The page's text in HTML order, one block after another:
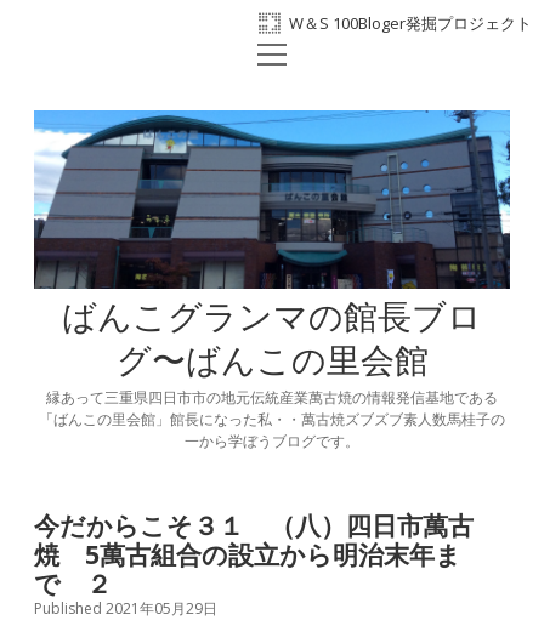
W＆S 100Bloger発掘プロジェクト
ホーム
プロフィール
BANKO300th
ばんこの里会館
facebook
open
ばんこグランマの館長ブロ
グ〜ばんこの里会館
縁あって三重県四日市市の地元伝統産業萬古焼の情報発信基地である
「ばんこの里会館」館長になった私・・萬古焼ズブズブ素人数馬桂子の
一から学ぼうブログです。
今だからこそ３１ （八）四日市萬古
焼 5萬古組合の設立から明治末年ま
で ２
Published 2021年05月29日